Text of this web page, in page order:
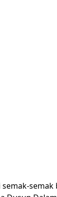
semak-